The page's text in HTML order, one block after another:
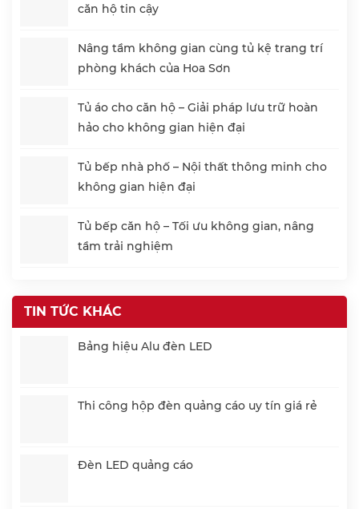
căn hộ tin cậy
Nâng tầm không gian cùng tủ kệ trang trí
phòng khách của Hoa Sơn
Tủ áo cho căn hộ – Giải pháp lưu trữ hoàn
hảo cho không gian hiện đại
Tủ bếp nhà phố – Nội thất thông minh cho
không gian hiện đại
Tủ bếp căn hộ – Tối ưu không gian, nâng
tầm trải nghiệm
TIN TỨC KHÁC
Bảng hiệu Alu đèn LED
Thi công hộp đèn quảng cáo uy tín giá rẻ
Đèn LED quảng cáo